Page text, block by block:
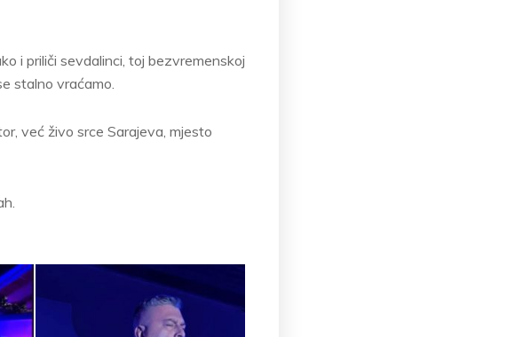
i priliči sevdalinci, toj bezvremenskoj
stalno vraćamo.
već živo srce Sarajeva, mjesto